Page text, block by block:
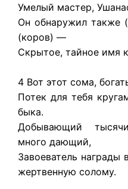
Умелый мастер,
Он обнаружил также
(коров) —
Скрытое, тайное имя
4 Вот этот сома,
Потек для тебя
быка.
Добывающий
много дающий,
Завоеватель награды
жертвенную солому.